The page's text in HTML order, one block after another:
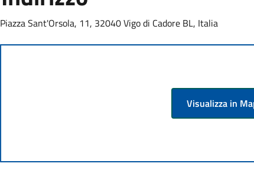
Piazza Sant'Orsola, 11, 32040 Vigo di Cadore BL, Italia
Visualizza in